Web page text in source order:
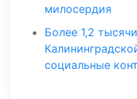
милосердия
Более 1,2
социальные